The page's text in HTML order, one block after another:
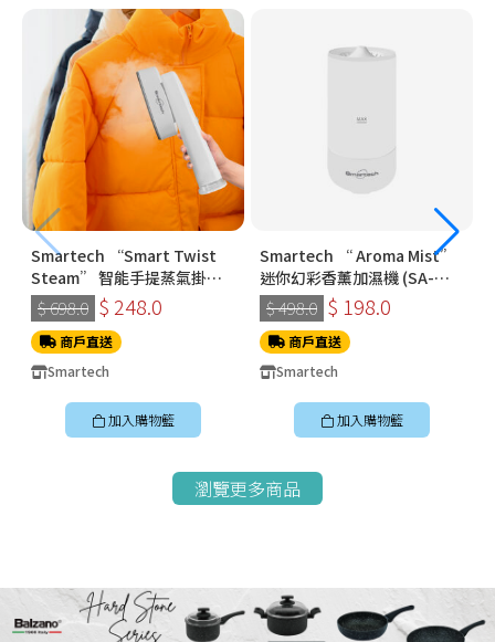
Smartech “Smart Twist
Steam” 智能手提蒸氣掛燙
機 (SS-8108)
$ 698.0 $ 248.0
商戶直送
Smartech
加入購物籃
Smartech “ Aroma Mist”
迷你幻彩香薰加濕機 (SA-
8009)
$ 498.0 $ 198.0
商戶直送
Smartech
加入購物籃
瀏覽更多商品